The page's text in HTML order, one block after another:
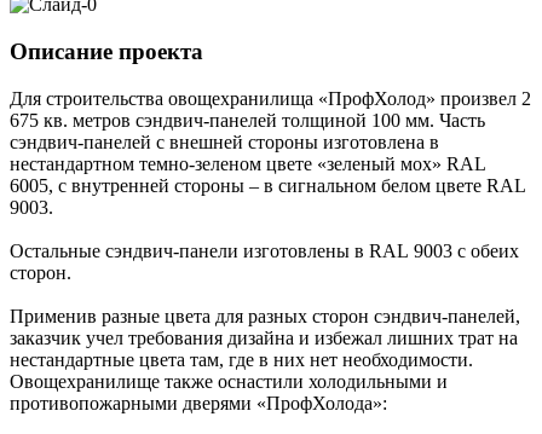
Описание проекта
Для строительства овощехранилища «ПрофХолод» произвел 2
675 кв. метров сэндвич-панелей толщиной 100 мм. Часть
сэндвич-панелей с внешней стороны изготовлена в
нестандартном темно-зеленом цвете «зеленый мох» RAL
6005, с внутренней стороны – в сигнальном белом цвете RAL
9003.
Остальные сэндвич-панели изготовлены в RAL 9003 с обеих
сторон.
Применив разные цвета для разных сторон сэндвич-панелей,
заказчик учел требования дизайна и избежал лишних трат на
нестандартные цвета там, где в них нет необходимости.
Овощехранилище также оснастили холодильными и
противопожарными дверями «ПрофХолода»: